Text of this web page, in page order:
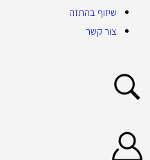
שיזוף בהתזה
צור קשר